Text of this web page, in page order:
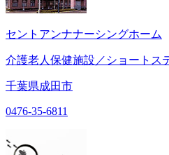
セントアンナナーシングホーム
介護老人保健施設／ショートス
千葉県成田市
0476-35-6811